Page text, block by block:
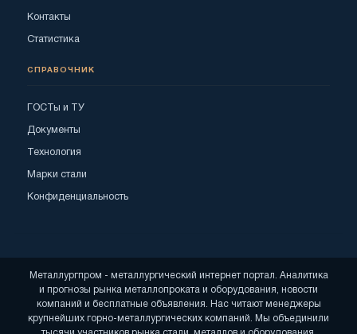
Контакты
Статистика
СПРАВОЧНИК
ГОСТы и ТУ
Документы
Технология
Марки стали
Конфиденциальность
Металлургпром - металлургический интернет портал. Аналитика
и прогнозы рынка металлопроката и оборудования, новости
компаний и бесплатные объявления. Нас читают менеджеры
крупнейших горно-металлургических компаний. Мы объединили